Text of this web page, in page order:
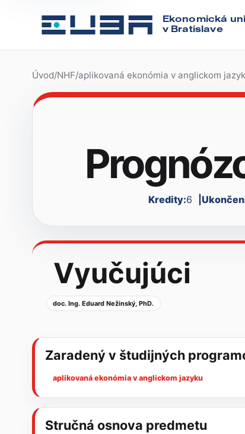
Ekonomická
v Bratislave
Úvod/NHF/aplikovaná ekonómia v anglickom
Kredity:6
Vyučujúci
doc. Ing. Eduard Nežinský, PhD.
Zaradený v študijných
aplikovaná ekonómia v anglickom jazyku
Stručná osnova predmetu